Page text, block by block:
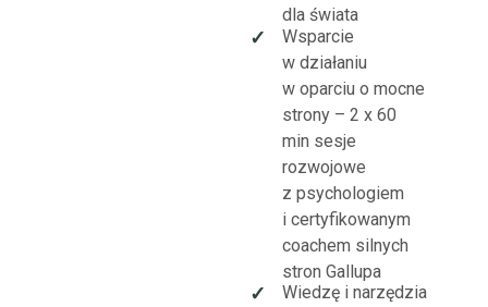
dla świata
✓
Wsparcie
w działaniu
w oparciu o mocne
strony – 2 x 60
min sesje
rozwojowe
z psychologiem
i certyfikowanym
coachem silnych
stron Gallupa
✓
Wiedzę i narzędzia